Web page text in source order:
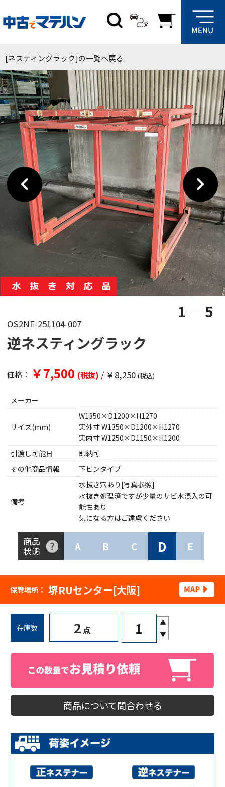
[ネスティングラック]の一覧へ戻る
1 5
OS2NE-251104-007
逆ネスティングラック
価格： ￥7,500 (税抜) / ￥8,250 (税込)
メーカー
サイズ(mm)
W1350×D1200×H1270
実外寸 W1350×D1200×H1270
実内寸 W1250×D1150×H1200
引渡し可能日
即納可
その他商品情報
下ピンタイプ
備考
水抜き穴あり[写真参照]
水抜き処理済ですが少量のサビ水混入の可
能性あり
気になる方はご遠慮ください
商品
状態
A B C D E
保管場所： 堺RUセンター[大阪]
在庫数 2 点
▲
▼
商品について問合わせる